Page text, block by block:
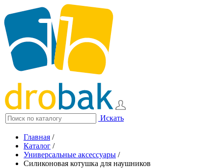
Искать
Главная /
Каталог /
Универсальные аксессуары /
Силиконовая котушка для наушников